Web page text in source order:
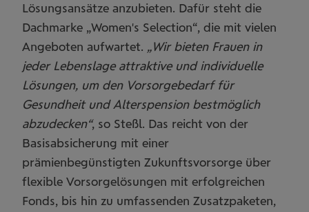
Lösungsansätze anzubieten. Dafür steht die
Dachmarke „Women's Selection“, die mit vielen
Angeboten aufwartet. „Wir bieten Frauen in
jeder Lebenslage attraktive und individuelle
Lösungen, um den Vorsorgebedarf für
Gesundheit und Alterspension bestmöglich
abzudecken“, so Steßl. Das reicht von der
Basisabsicherung mit einer
prämienbegünstigten Zukunftsvorsorge über
flexible Vorsorgelösungen mit erfolgreichen
Fonds, bis hin zu umfassenden Zusatzpaketen,